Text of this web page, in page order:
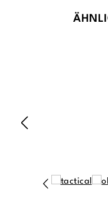
Produktgalerie